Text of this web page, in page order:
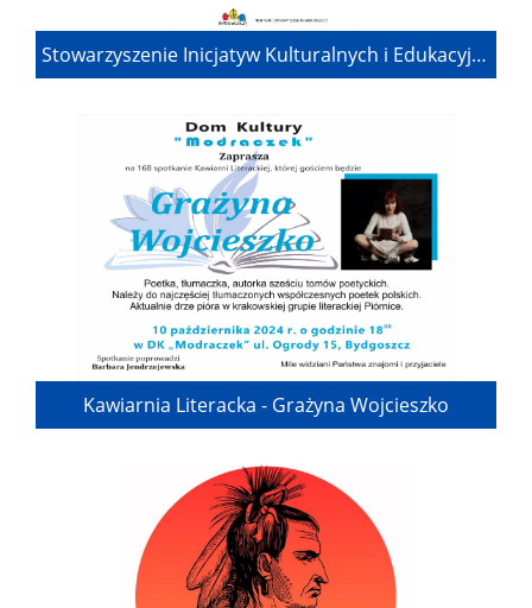
Stowarzyszenie Inicjatyw Kulturalnych i Edukacyjnych "Modraczek" - WŁĄCZNIK KULTURALNY
Kawiarnia Literacka - Grażyna Wojcieszko